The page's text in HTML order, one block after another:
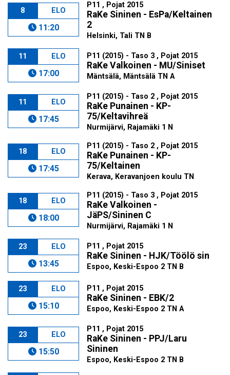
8 ELO
11:20
P11 , Pojat 2015
RaKe Sininen - EsPa/Keltainen
2
Helsinki, Tali TN B
11 ELO
17:00
P11 (2015) - Taso 3 , Pojat 2015
RaKe Valkoinen - MU/Siniset
Mäntsälä, Mäntsälä TN A
11 ELO
17:45
P11 (2015) - Taso 2 , Pojat 2015
RaKe Punainen - KP-
75/Keltavihreä
Nurmijärvi, Rajamäki 1 N
18 ELO
17:45
P11 (2015) - Taso 2 , Pojat 2015
RaKe Punainen - KP-
75/Keltainen
Kerava, Keravanjoen koulu TN
18 ELO
18:00
P11 (2015) - Taso 3 , Pojat 2015
RaKe Valkoinen -
JäPS/Sininen C
Nurmijärvi, Rajamäki 1 N
23 ELO
13:45
P11 , Pojat 2015
RaKe Sininen - HJK/Töölö sin
Espoo, Keski-Espoo 2 TN B
23 ELO
15:10
P11 , Pojat 2015
RaKe Sininen - EBK/2
Espoo, Keski-Espoo 2 TN A
23 ELO
15:50
P11 , Pojat 2015
RaKe Sininen - PPJ/Laru
Sininen
Espoo, Keski-Espoo 2 TN B